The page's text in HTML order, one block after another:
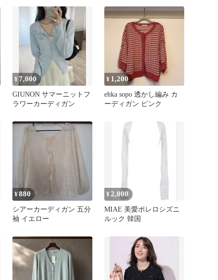
¥7,000
GIUNON サマーニットフ
ラワーカーディガン
¥ 1,200
ehka sopo 透かし編み カ
ーディガン ピンク
¥880
シアーカーディガン 五分
袖 イエロー
¥2,000
MIAE 美愛ボレロシズニ
ルック 韓国